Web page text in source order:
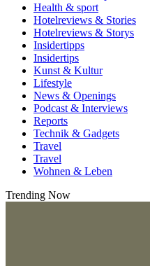
Health & sport
Hotelreviews & Stories
Hotelreviews & Storys
Insidertipps
Insidertips
Kunst & Kultur
Lifestyle
News & Openings
Podcast & Interviews
Reports
Technik & Gadgets
Travel
Travel
Wohnen & Leben
Trending Now